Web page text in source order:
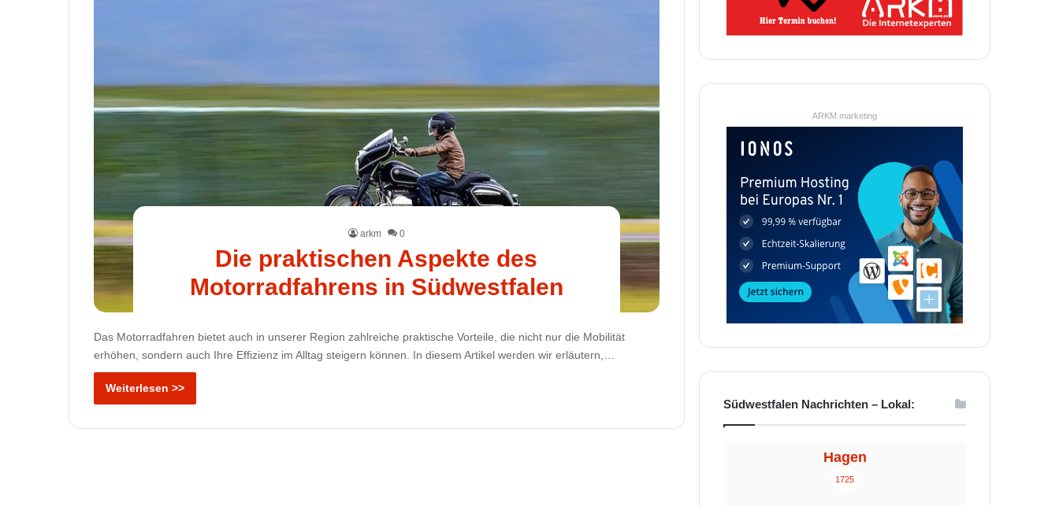
arkm 0
Die praktischen Aspekte des
Motorradfahrens in Südwestfalen
Das Motorradfahren bietet auch in unserer Region zahlreiche praktische Vorteile, die nicht nur die Mobilität
erhöhen, sondern auch Ihre Effizienz im Alltag steigern können. In diesem Artikel werden wir erläutern,…
Weiterlesen >>
ARKM.marketing
Südwestfalen Nachrichten – Lokal:
Hagen
1725